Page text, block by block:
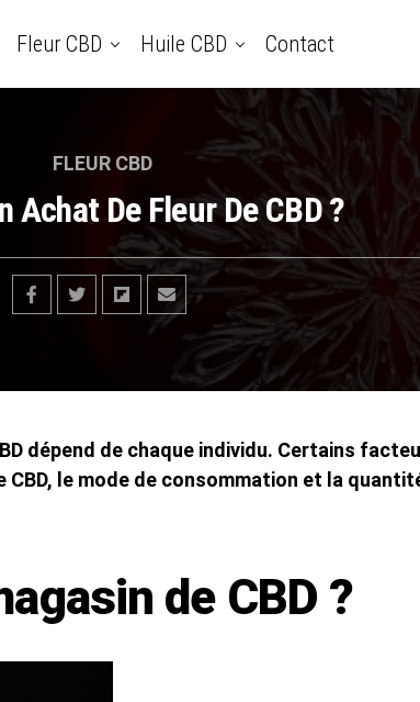
Fleur CBD Huile CBD Contact
FLEUR CBD
Achat De Fleur De CBD ?
dépend de chaque individu. Certains
le mode de consommation et la
de CBD ?